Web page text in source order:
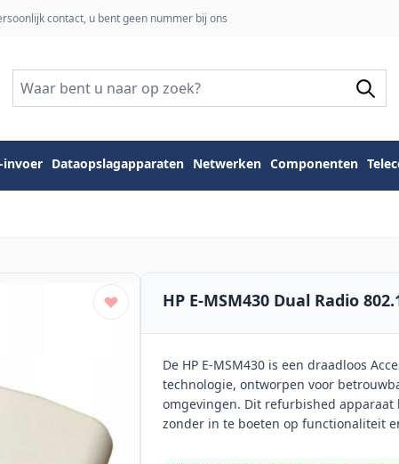
contact, u bent geen nummer bij ons
invoer Dataopslagapparaten Netwerken Componenten
HP E-MSM430 Dual Radio
De HP E-MSM430 is een draadloos
technologie, ontworpen voor
omgevingen. Dit refurbished
zonder in te boeten op functionaliteit